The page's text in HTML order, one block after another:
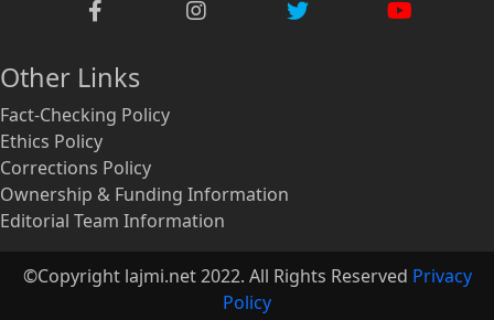
Other Links
Fact-Checking Policy
Ethics Policy
Corrections Policy
Ownership & Funding Information
Editorial Team Information
©Copyright lajmi.net 2022. All Rights Reserved Privacy
Policy